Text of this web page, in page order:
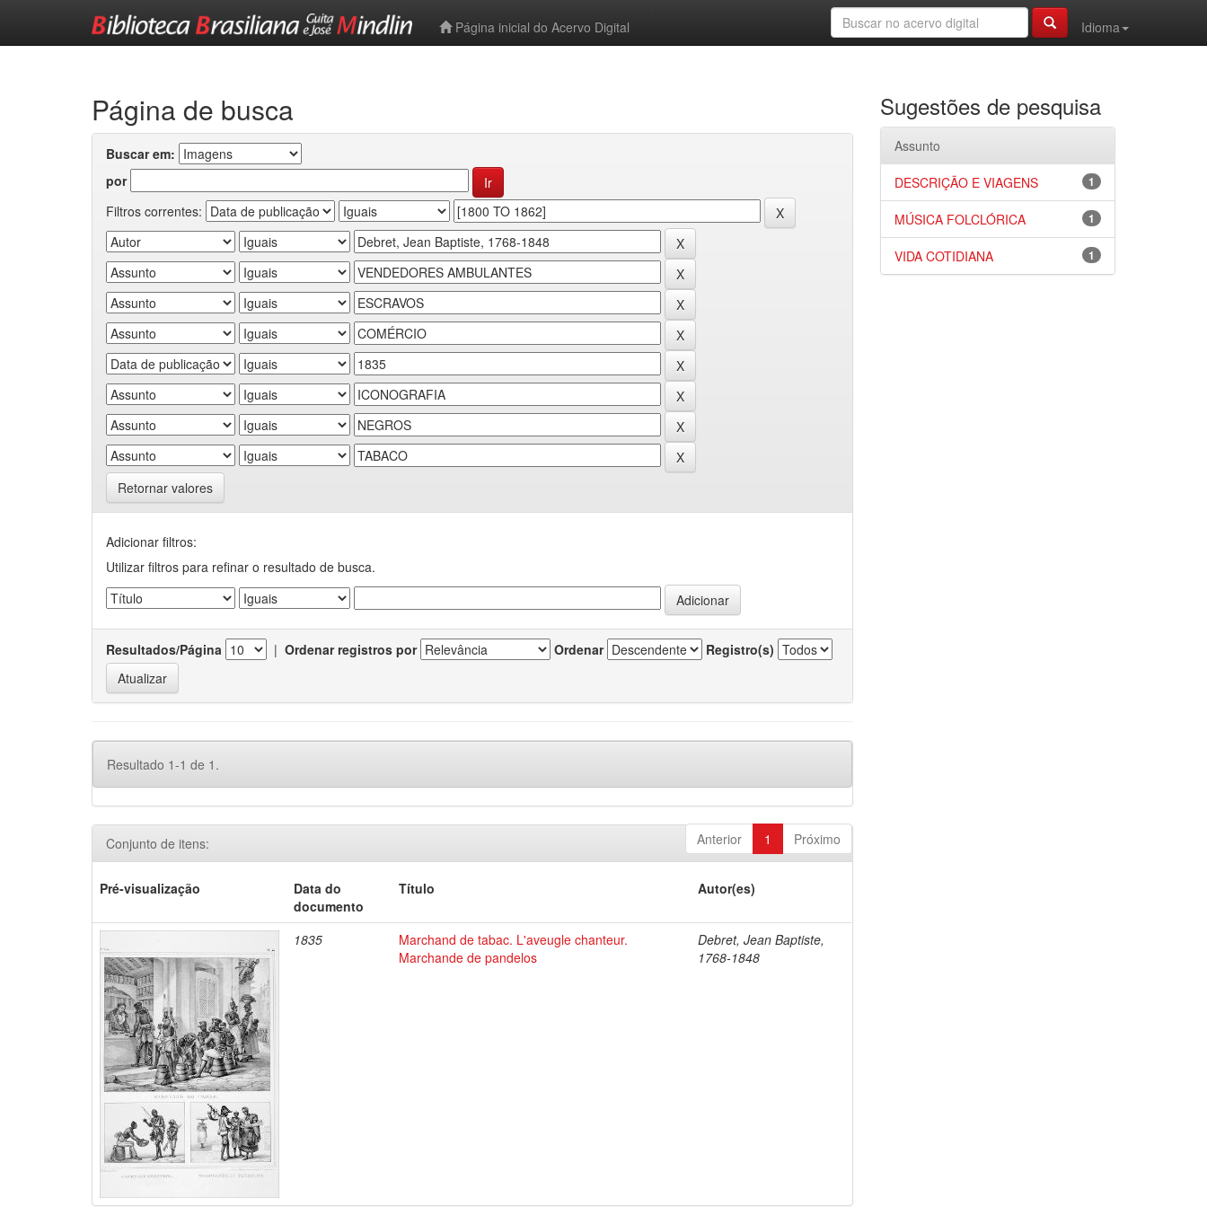
Página inicial do Acervo Digital
Idioma
Página de busca
Buscar em:
por
Filtros correntes:
Retornar valores
Adicionar filtros:
Utilizar filtros para refinar o resultado de busca.
Resultados/Página | Ordenar registros por Ordenar Registro(s)
Resultado 1-1 de 1.
Anterior 1 Próximo
Conjunto de itens:
Pré-visualização
Data do
documento
Título Autor(es)
1835
Marchand de tabac. L'aveugle chanteur.
Marchande de pandelos
Debret, Jean Baptiste,
1768-1848
Sugestões de pesquisa
Assunto
1
DESCRIÇÃO E VIAGENS
1
MÚSICA FOLCLÓRICA
1
VIDA COTIDIANA